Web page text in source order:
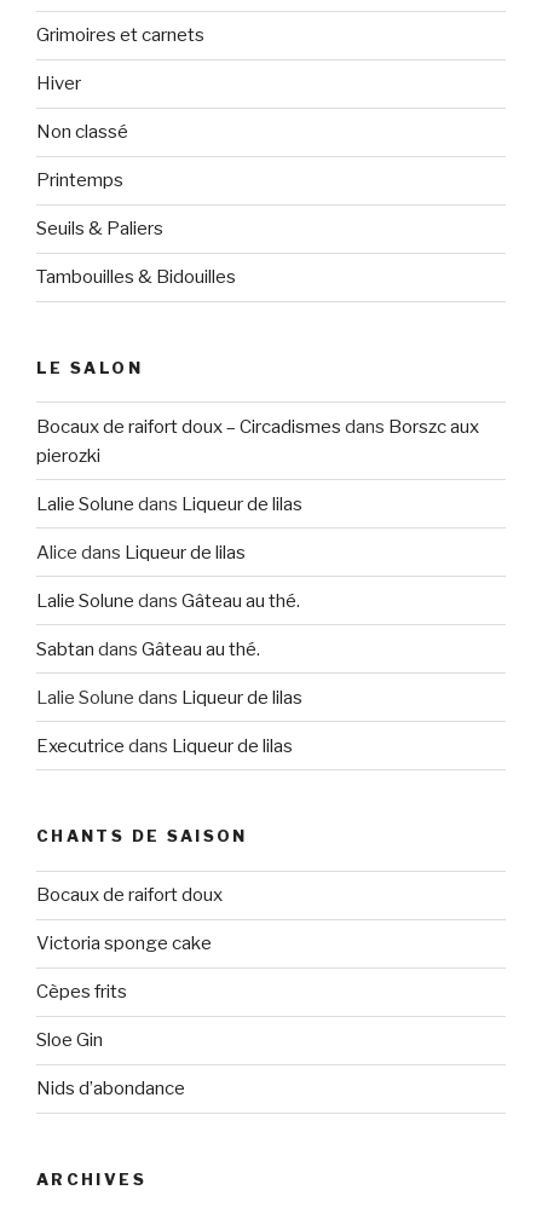
Grimoires et carnets
Hiver
Non classé
Printemps
Seuils & Paliers
Tambouilles & Bidouilles
LE SALON
Bocaux de raifort doux – Circadismes dans Borszc aux
pierozki
Lalie Solune dans Liqueur de lilas
Alice dans Liqueur de lilas
Lalie Solune dans Gâteau au thé.
Sabtan dans Gâteau au thé.
Lalie Solune dans Liqueur de lilas
Executrice dans Liqueur de lilas
CHANTS DE SAISON
Bocaux de raifort doux
Victoria sponge cake
Cèpes frits
Sloe Gin
Nids d’abondance
ARCHIVES